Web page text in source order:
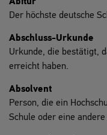
Der höchste deutsche
Abschluss-Urkunde
Urkunde, die bestätigt,
erreicht haben.
Absolvent
Person, die ein
Schule oder eine